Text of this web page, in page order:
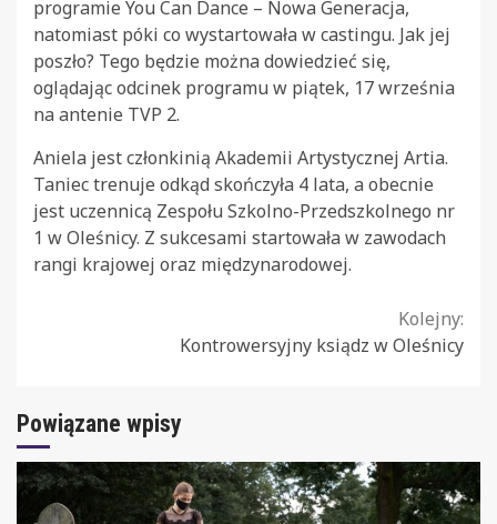
programie You Can Dance – Nowa Generacja,
natomiast póki co wystartowała w castingu. Jak jej
poszło? Tego będzie można dowiedzieć się,
oglądając odcinek programu w piątek, 17 września
na antenie TVP 2.
Aniela jest członkinią Akademii Artystycznej Artia.
Taniec trenuje odkąd skończyła 4 lata, a obecnie
jest uczennicą Zespołu Szkolno-Przedszkolnego nr
1 w Oleśnicy. Z sukcesami startowała w zawodach
rangi krajowej oraz międzynarodowej.
Kolejny:
Kontrowersyjny ksiądz w Oleśnicy
Powiązane wpisy